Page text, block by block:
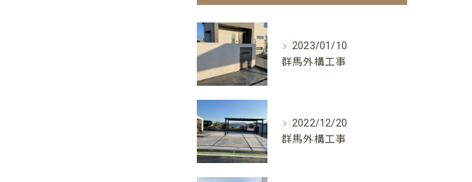
2023/01/10
群馬外構工事
2022/12/20
群馬外構工事